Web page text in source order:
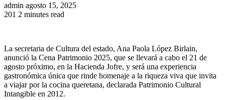
admin Send
an
agosto 15, 2025
201 2 minutes read
La secretaria de Cultura del estado, Ana Paola López Birlain,
anunció la Cena Patrimonio 2025, que se llevará a cabo el 21 de
agosto próximo, en la Hacienda Jofre, y será una experiencia
gastronómica única que rinde homenaje a la riqueza viva que invita
a viajar por la cocina queretana, declarada Patrimonio Cultural
Intangible en 2012.